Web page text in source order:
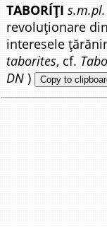
TABORÍȚI s.m.pl.
revoluționare
interesele
taborites, cf.
DN ) Copy to